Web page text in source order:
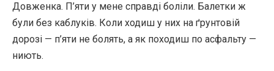
Довженка. П’яти у мене справді боліли. Балетки ж
були без каблуків. Коли ходиш у них на ґрунтовій
дорозі — п’яти не болять, а як походиш по асфальту —
ниють.